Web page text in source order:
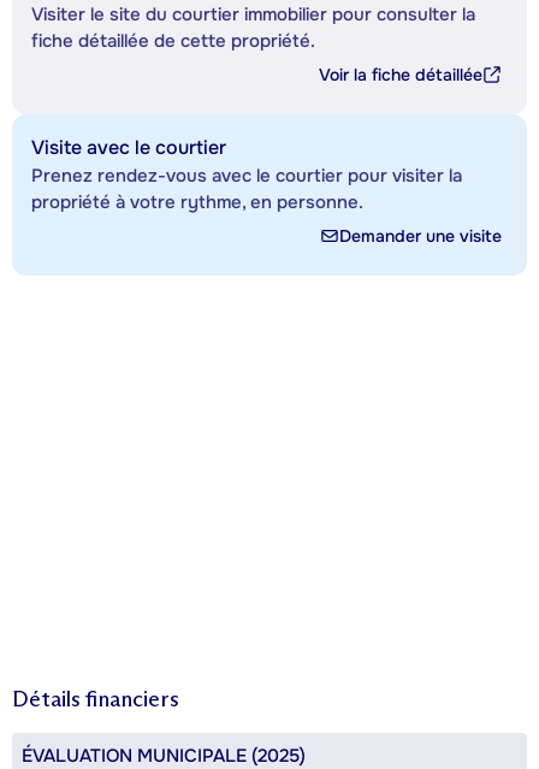
Visiter le site du courtier immobilier pour consulter la
fiche détaillée de cette propriété.
Voir la fiche détaillée
Visite avec le courtier
Prenez rendez-vous avec le courtier pour visiter la
propriété à votre rythme, en personne.
Demander une visite
Détails financiers
ÉVALUATION MUNICIPALE (2025)